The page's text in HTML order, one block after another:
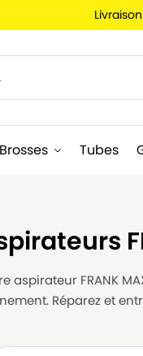
Brosses Tubes
FRANK
Réparez et